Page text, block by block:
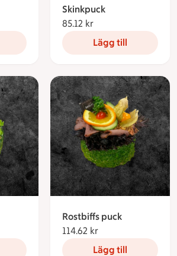
Skinkpuck
85.12 kr
Lägg till
Rostbiffs puck
114.62 kr
Lägg till